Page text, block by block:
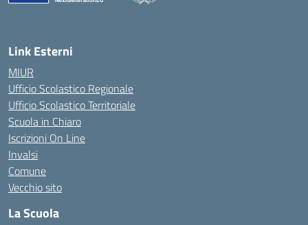
Link Esterni
MIUR
Ufficio Scolastico Regionale
Ufficio Scolastico Territoriale
Scuola in Chiaro
Iscrizioni On Line
Invalsi
Comune
Vecchio sito
La Scuola